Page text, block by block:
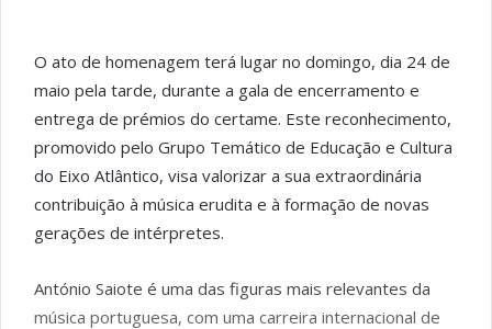
O ato de homenagem terá lugar no domingo, dia 24 de
maio pela tarde, durante a gala de encerramento e
entrega de prémios do certame. Este reconhecimento,
promovido pelo Grupo Temático de Educação e Cultura
do Eixo Atlântico, visa valorizar a sua extraordinária
contribuição à música erudita e à formação de novas
gerações de intérpretes.
António Saiote é uma das figuras mais relevantes da
música portuguesa, com uma carreira internacional de